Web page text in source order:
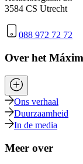
3584 CS Utrecht
088 972 72 72
Over het
Ons verhaal
Duurzaamheid
In de media
Meer over